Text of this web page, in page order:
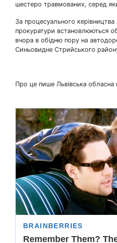
шестеро травмованих, серед
За процесуального керівництва
прокуратури встановлюються
вчора в обідню пору на
Синьовидне Стрийського
Про це пише Львівська обласна